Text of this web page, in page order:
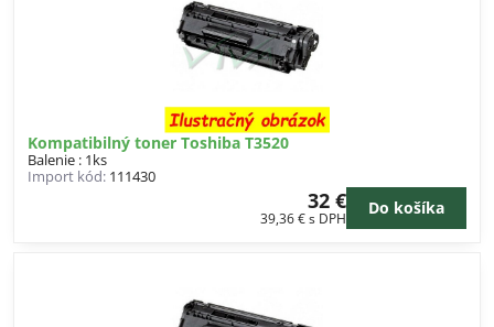
Kompatibilný toner Toshiba T3520
Balenie : 1ks
Import kód: 111430
32 €
39,36 €s DPH
Do košíka